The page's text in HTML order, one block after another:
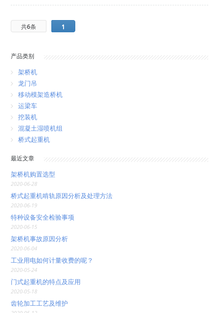
共6条 1
产品类别
架桥机
龙门吊
移动模架造桥机
运梁车
挖装机
混凝土湿喷机组
桥式起重机
最近文章
架桥机购置选型
2020-06-28
桥式起重机啃轨原因分析及处理方法
2020-06-19
特种设备安全检验事项
2020-06-15
架桥机事故原因分析
2020-06-04
工业用电如何计量收费的呢？
2020-05-24
门式起重机的特点及应用
2020-05-18
齿轮加工工艺及维护